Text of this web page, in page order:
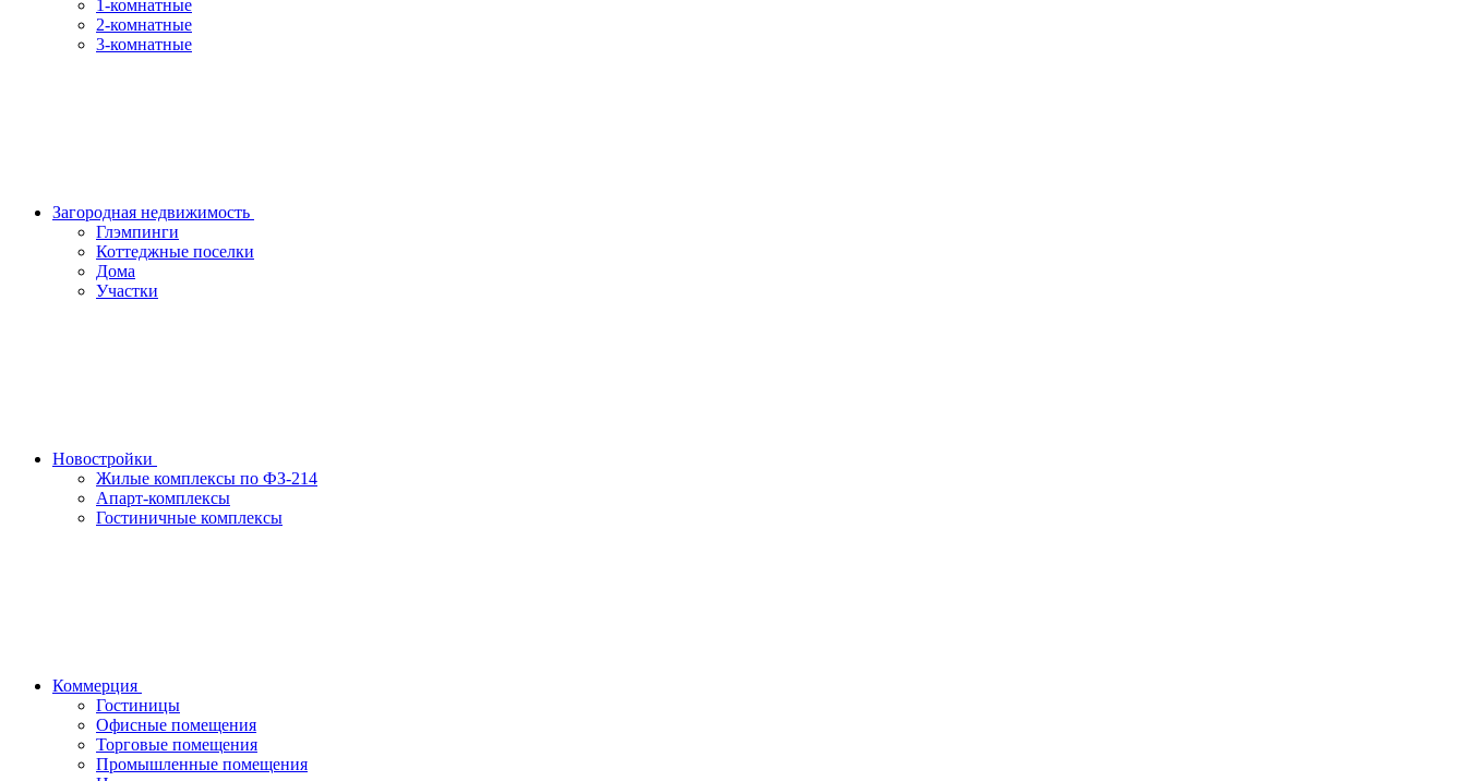
1-комнатные
2-комнатные
3-комнатные
Загородная недвижимость
Глэмпинги
Коттеджные поселки
Дома
Участки
Новостройки
Жилые комплексы по ФЗ-214
Апарт-комплексы
Гостиничные комплексы
Коммерция
Гостиницы
Офисные помещения
Торговые помещения
Промышленные помещения